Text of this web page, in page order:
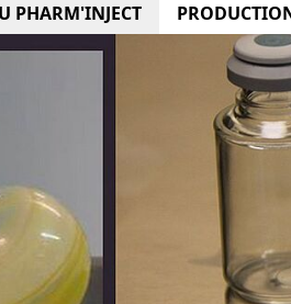
Recherche
PHARM'INJECT